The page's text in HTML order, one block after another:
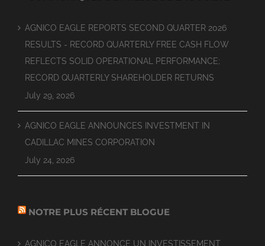
AGNICO EAGLE REPORTS SECOND QUARTER 2026
RESULTS - RECORD QUARTERLY FREE CASH FLOW
REFLECTS SOLID OPERATIONAL PERFORMANCE;
RECORD QUARTERLY SHAREHOLDER RETURNS
July 29, 2026
AGNICO EAGLE ANNOUNCES INVESTMENT IN
CADILLAC MINES CORPORATION
July 24, 2026
NOTRE PLUS RÉCENT BLOGUE
AGNICO EAGLE ANNONCE UN INVESTISSEMENT